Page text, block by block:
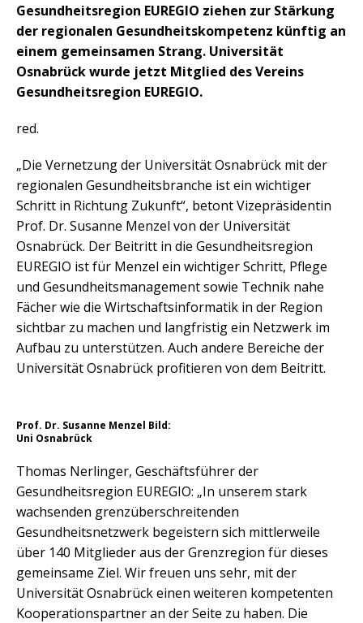
Gesundheitsregion EUREGIO ziehen zur Stärkung
der regionalen Gesundheitskompetenz künftig an
einem gemeinsamen Strang. Universität
Osnabrück wurde jetzt Mitglied des Vereins
Gesundheitsregion EUREGIO.
red.
„Die Vernetzung der Universität Osnabrück mit der
regionalen Gesundheitsbranche ist ein wichtiger
Schritt in Richtung Zukunft“, betont Vizepräsidentin
Prof. Dr. Susanne Menzel von der Universität
Osnabrück. Der Beitritt in die Gesundheitsregion
EUREGIO ist für Menzel ein wichtiger Schritt, Pflege
und Gesundheitsmanagement sowie Technik nahe
Fächer wie die Wirtschaftsinformatik in der Region
sichtbar zu machen und langfristig ein Netzwerk im
Aufbau zu unterstützen. Auch andere Bereiche der
Universität Osnabrück profitieren von dem Beitritt.
Prof. Dr. Susanne Menzel Bild:
Uni Osnabrück
Thomas Nerlinger, Geschäftsführer der
Gesundheitsregion EUREGIO: „In unserem stark
wachsenden grenzüberschreitenden
Gesundheitsnetzwerk begeistern sich mittlerweile
über 140 Mitglieder aus der Grenzregion für dieses
gemeinsame Ziel. Wir freuen uns sehr, mit der
Universität Osnabrück einen weiteren kompetenten
Kooperationspartner an der Seite zu haben. Die